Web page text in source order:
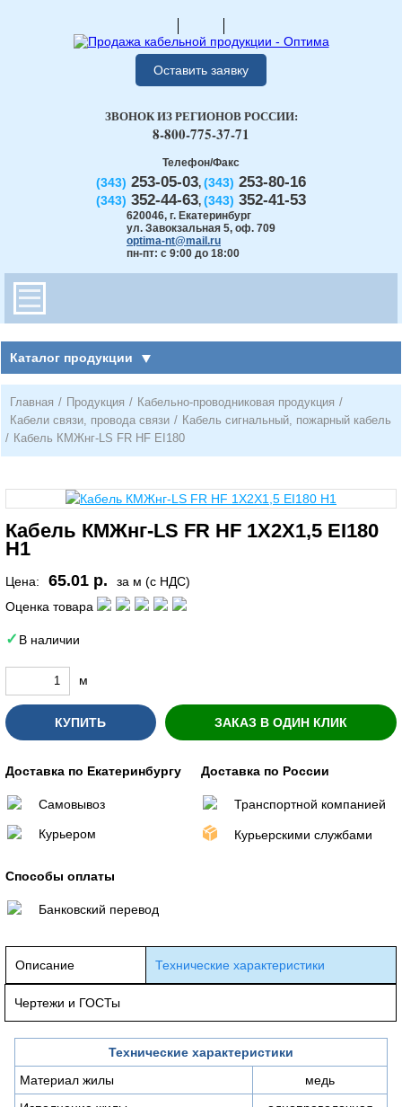
Оставить заявку
Телефон/Факс
(343) 253-05-03, (343) 253-80-16
(343) 352-44-63, (343) 352-41-53
620046, г. Екатеринбург
ул. Завокзальная 5, оф. 709
optima-nt@mail.ru
пн-пт: с 9:00 до 18:00
ЗВОНОК ИЗ РЕГИОНОВ РОССИИ:
8-800-775-37-71
Каталог продукции
Главная / Продукция / Кабельно-проводниковая продукция /
Кабели связи, провода связи / Кабель сигнальный, пожарный кабель
/ Кабель КМЖнг-LS FR HF EI180
Кабель КМЖнг-LS FR HF 1Х2Х1,5 EI180
Н1
Цена: 65.01 р.
за м (с НДС)
Оценка товара
В наличии
м
КУПИТЬ ЗАКАЗ В ОДИН КЛИК
Доставка по Екатеринбургу
Самовывоз
Курьером
Доставка по России
Транспортной компанией
Курьерскими службами
Способы оплаты
Банковский перевод
Описание Технические характеристики
Чертежи и ГОСТы
Технические характеристики
Материал жилы
медь